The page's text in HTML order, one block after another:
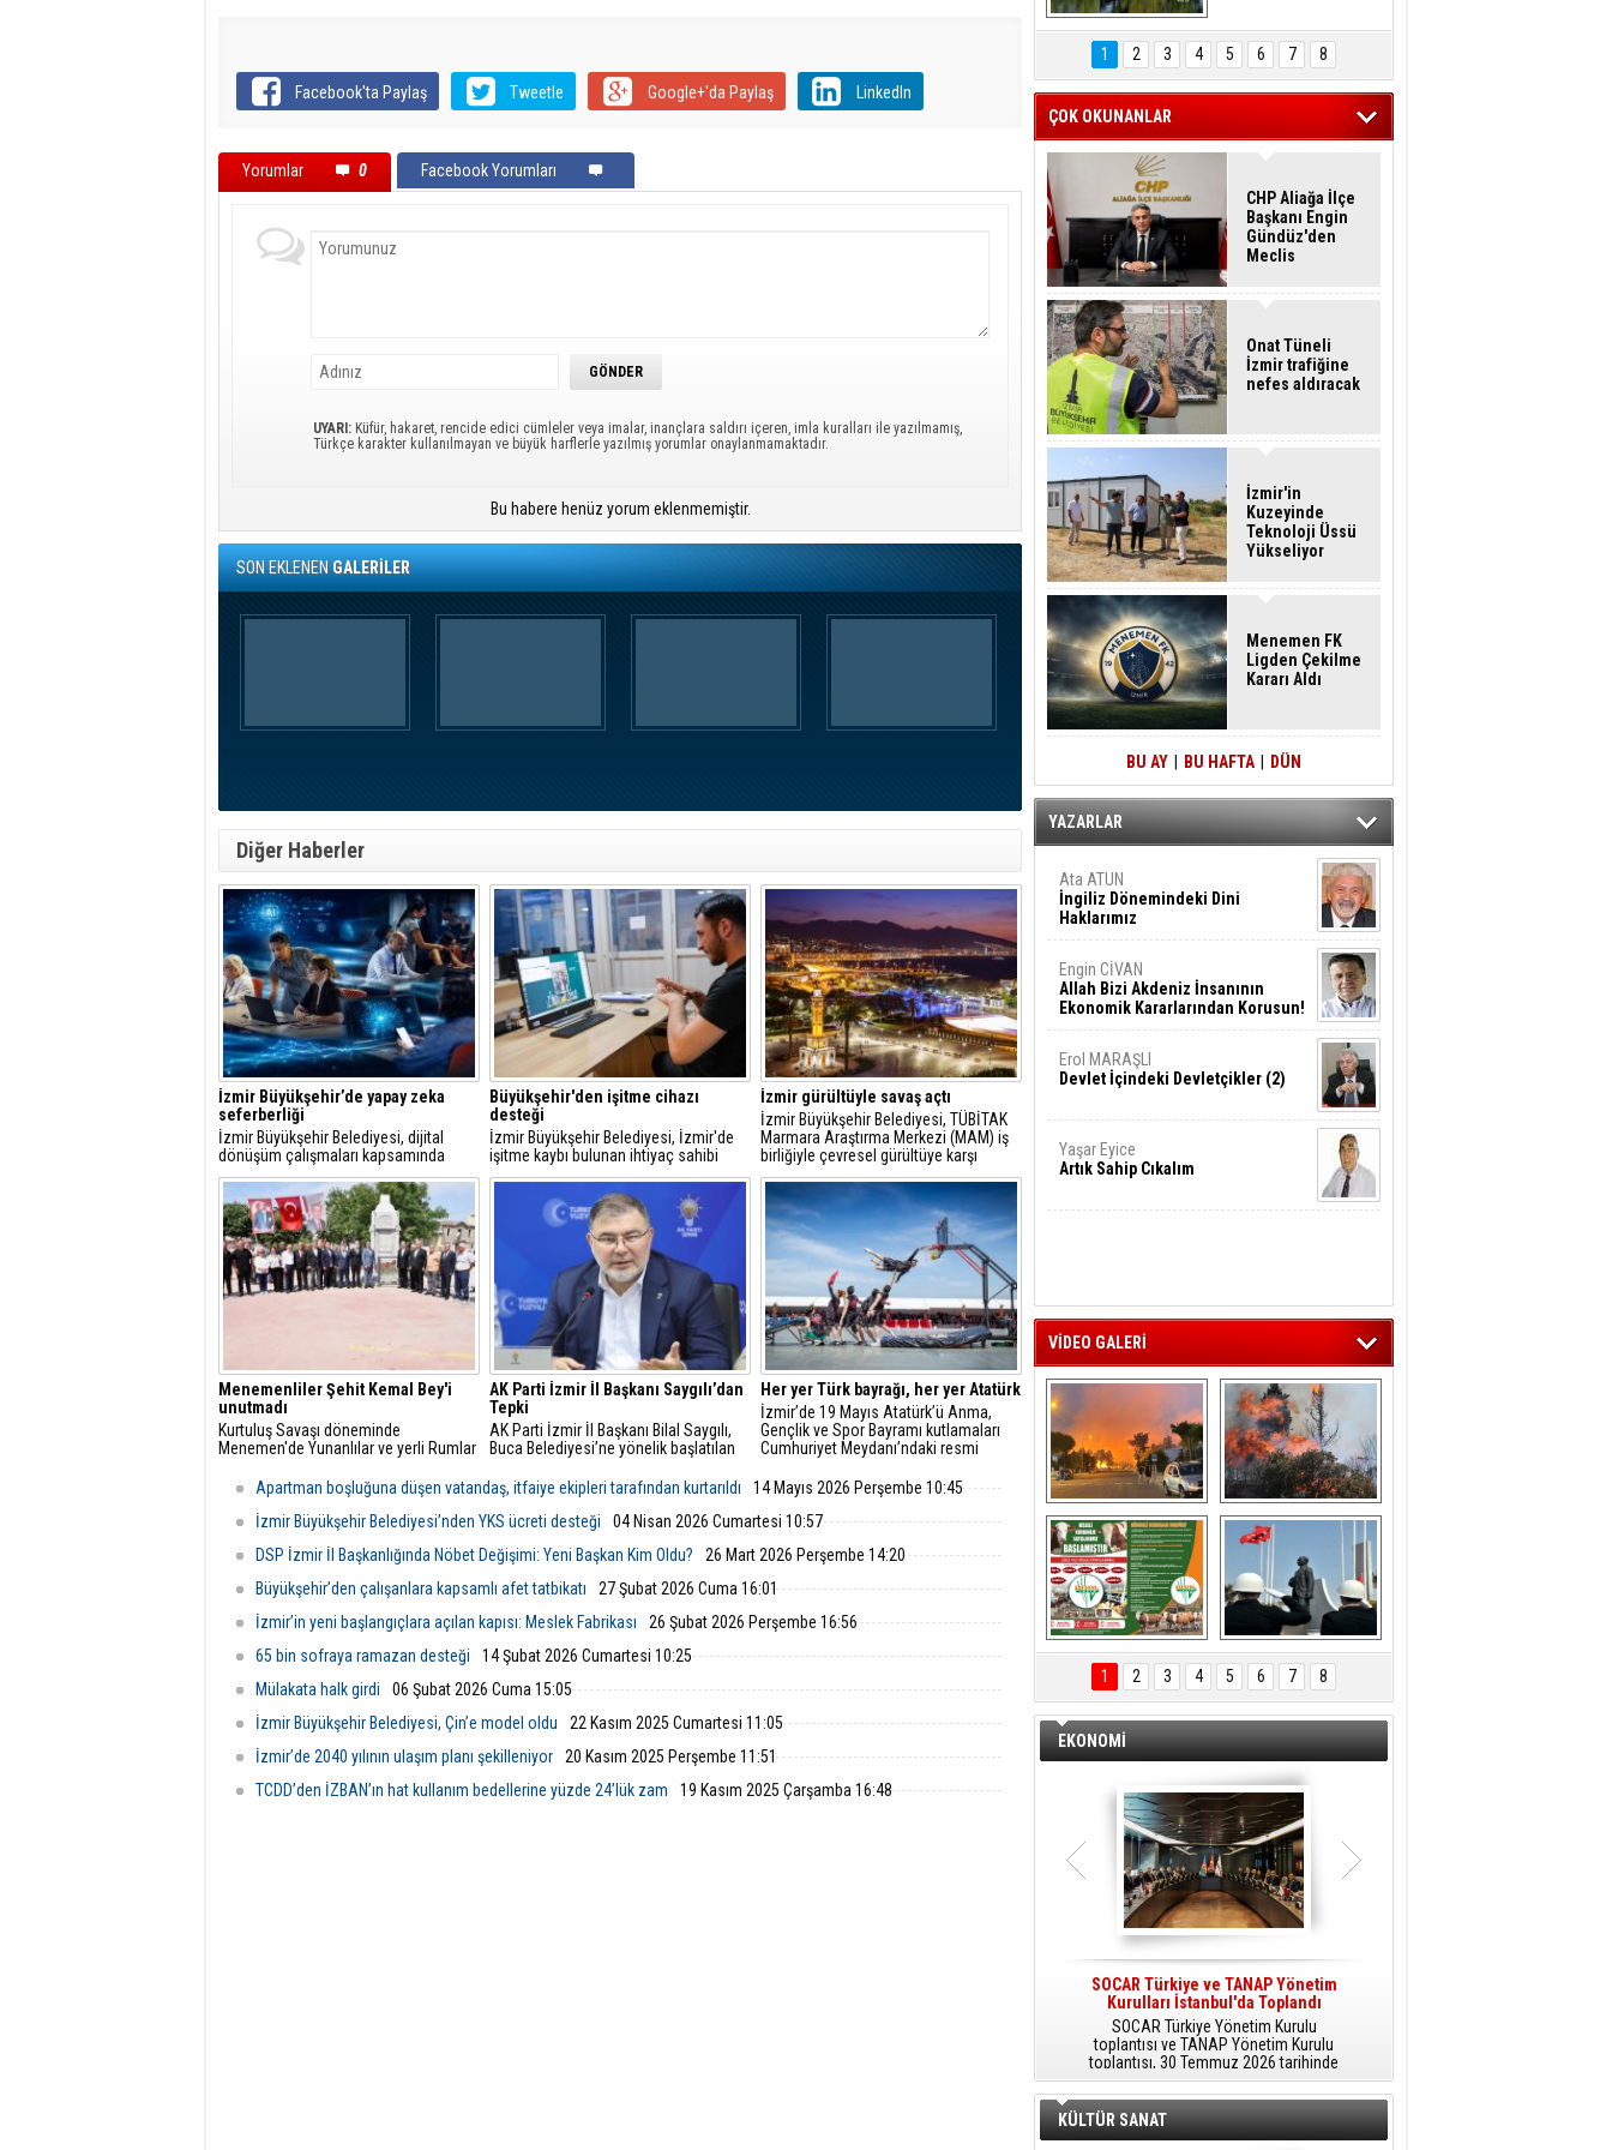
Facebook'ta Paylaş Tweetle Google+'da Paylaş LinkedIn
Yorumlar 0 Facebook Yorumları
UYARI: Küfür, hakaret, rencide edici cümleler veya imalar, inançlara saldırı içeren, imla kuralları ile yazılmamış,
Türkçe karakter kullanılmayan ve büyük harflerle yazılmış yorumlar onaylanmamaktadır.
Bu habere henüz yorum eklenmemiştir.
SON EKLENENGALERİLER
Diğer Haberler
İzmir Büyükşehir’de yapay zeka
seferberliği
İzmir Büyükşehir Belediyesi, dijital
dönüşüm çalışmaları kapsamında
çalışanlarını yapay zekaya hazırlıyor.
Kurum genelinde başlatılan eğitimlerle
bugüne kadar 428 yönetici ve personel
yapay zekanın iş süreçlerinde etkin
kullanımına yönelik eğitim aldı.
Büyükşehir'den işitme cihazı
desteği
İzmir Büyükşehir Belediyesi, İzmir'de
işitme kaybı bulunan ihtiyaç sahibi
vatandaşların günlük yaşamlarını
kolaylaştırmak ve toplumsal yaşama
daha etkin katılımlarını desteklemek
amacıyla işitme cihazı desteği
İzmir gürültüyle savaş açtı
İzmir Büyükşehir Belediyesi, TÜBİTAK
Marmara Araştırma Merkezi (MAM) iş
birliğiyle çevresel gürültüye karşı
kapsamlı bir çalışma başlatıyor.
Menemenliler Şehit Kemal Bey'i
unutmadı
Kurtuluş Savaşı döneminde
Menemen'de Yunanlılar ve yerli Rumlar
Bey, şehadetinin 107. yıl dönümünde
AK Parti İzmir İl Başkanı Saygılı’dan
Tepki
AK Parti İzmir İl Başkanı Bilal Saygılı,
Buca Belediyesi’ne yönelik başlatılan
değerlendirmede bulundu.
Her yer Türk bayrağı, her yer Atatürk
İzmir’de 19 Mayıs Atatürk’ü Anma,
Gençlik ve Spor Bayramı kutlamaları
Cumhuriyet Meydanı’ndaki resmi
Apartman boşluğuna düşen vatandaş, itfaiye ekipleri tarafından kurtarıldı
14 Mayıs 2026 Perşembe 10:45
İzmir Büyükşehir Belediyesi’nden YKS ücreti desteği
04 Nisan 2026 Cumartesi 10:57
DSP İzmir İl Başkanlığında Nöbet Değişimi: Yeni Başkan Kim Oldu?
26 Mart 2026 Perşembe 14:20
Büyükşehir’den çalışanlara kapsamlı afet tatbikatı
27 Şubat 2026 Cuma 16:01
İzmir’in yeni başlangıçlara açılan kapısı: Meslek Fabrikası
26 Şubat 2026 Perşembe 16:56
65 bin sofraya ramazan desteği
14 Şubat 2026 Cumartesi 10:25
Mülakata halk girdi
06 Şubat 2026 Cuma 15:05
İzmir Büyükşehir Belediyesi, Çin’e model oldu
22 Kasım 2025 Cumartesi 11:05
İzmir’de 2040 yılının ulaşım planı şekilleniyor
20 Kasım 2025 Perşembe 11:51
TCDD’den İZBAN’ın hat kullanım bedellerine yüzde 24’lük zam
19 Kasım 2025 Çarşamba 16:48
Hasan Eser'in
Objektifinden
1 2 3 4 5 6 7 8
ÇOK OKUNANLAR
CHP Aliağa İlçe
Başkanı Engin
Gündüz'den
Meclis
Çağrısı
Onat Tüneli
İzmir trafiğine
nefes aldıracak
İzmir'in
Kuzeyinde
Teknoloji Üssü
Yükseliyor
Menemen FK
Ligden Çekilme
Kararı Aldı
BU AY BU HAFTA DÜN
YAZARLAR
Ata ATUN
İngiliz Dönemindeki Dini
Haklarımız
Engin CİVAN
Allah Bizi Akdeniz İnsanının
Ekonomik Kararlarından Korusun!
Erol MARAŞLI
Devlet İçindeki Devletçikler (2)
Yaşar Eyice
Artık Sahip Cıkalım
VİDEO GALERİ
Aliağa ‘da  otluk
alanda çıkan
yangın evlere
sıçramadan
söndürüldü
Aliağa'nın Ciğerleri
ÖNAL TARIM
TANITIM FİLMİ
Aliağa'da Polis
Haftası Kutlandı
1 2 3 4 5 6 7 8
EKONOMİ
SOCAR Türkiye ve TANAP Yönetim
Kurulları İstanbul'da Toplandı
SOCAR Türkiye Yönetim Kurulu
toplantısı ve TANAP Yönetim Kurulu
toplantısı, 30 Temmuz 2026 tarihinde
İstanbul’da gerçekleştirildi.
hidrojen teknolojileri alanında yenilikçi
projelere öncülük ediyor.
KÜLTÜR SANAT